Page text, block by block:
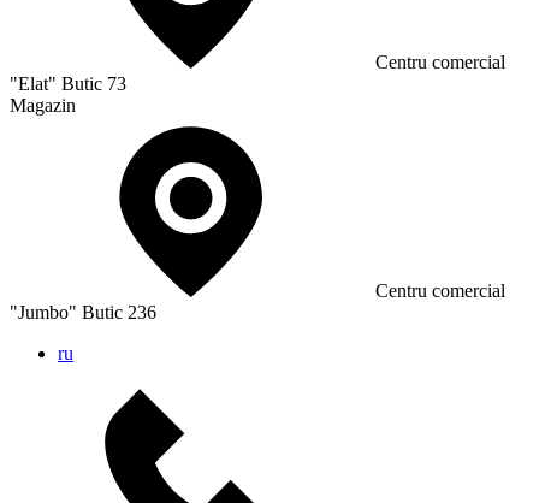
Сentru comercial
"Elat" Butic 73
Magazin
Сentru comercial
"Jumbo" Butic 236
ru